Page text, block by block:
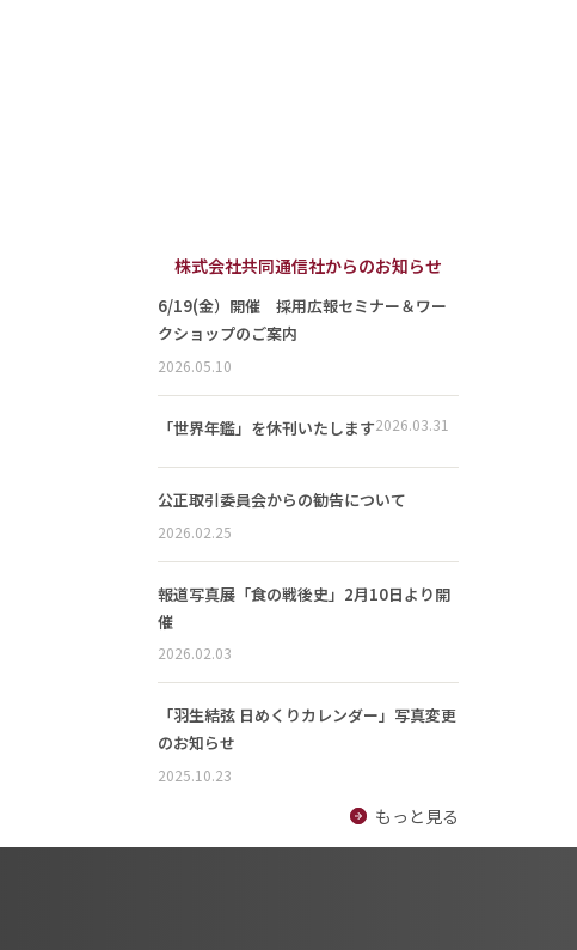
株式会社共同通信社からのお知らせ
6/19(金）開催 採用広報セミナー＆ワー
クショップのご案内
2026.05.10
「世界年鑑」を休刊いたします2026.03.31
公正取引委員会からの勧告について
2026.02.25
報道写真展「食の戦後史」2月10日より開
催
2026.02.03
「羽生結弦 日めくりカレンダー」写真変更
のお知らせ
2025.10.23
もっと見る